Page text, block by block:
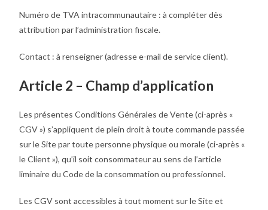
Numéro de TVA intracommunautaire : à compléter dès
attribution par l’administration fiscale.
Contact : à renseigner (adresse e-mail de service client).
Article 2 – Champ d’application
Les présentes Conditions Générales de Vente (ci-après «
CGV ») s’appliquent de plein droit à toute commande passée
sur le Site par toute personne physique ou morale (ci-après «
le Client »), qu’il soit consommateur au sens de l’article
liminaire du Code de la consommation ou professionnel.
Les CGV sont accessibles à tout moment sur le Site et